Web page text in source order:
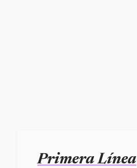
Primera Línea